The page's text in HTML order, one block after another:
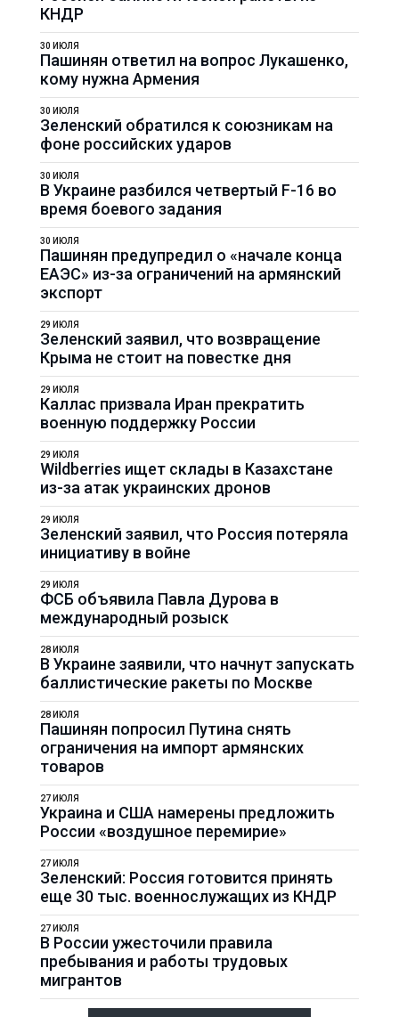
КНДР
Пашинян ответил на вопрос Лукашенко,
кому нужна Армения
30 ИЮЛЯ
Зеленский обратился к союзникам на
фоне российских ударов
30 ИЮЛЯ
В Украине разбился четвертый F-16 во
время боевого задания
30 ИЮЛЯ
Пашинян предупредил о «начале конца
ЕАЭС» из-за ограничений на армянский
экспорт
30 ИЮЛЯ
Зеленский заявил, что возвращение
Крыма не стоит на повестке дня
29 ИЮЛЯ
Каллас призвала Иран прекратить
военную поддержку России
29 ИЮЛЯ
Wildberries ищет склады в Казахстане
из-за атак украинских дронов
29 ИЮЛЯ
Зеленский заявил, что Россия потеряла
инициативу в войне
29 ИЮЛЯ
ФСБ объявила Павла Дурова в
международный розыск
29 ИЮЛЯ
В Украине заявили, что начнут запускать
баллистические ракеты по Москве
28 ИЮЛЯ
Пашинян попросил Путина снять
ограничения на импорт армянских
товаров
28 ИЮЛЯ
Украина и США намерены предложить
России «воздушное перемирие»
27 ИЮЛЯ
Зеленский: Россия готовится принять
еще 30 тыс. военнослужащих из КНДР
27 ИЮЛЯ
В России ужесточили правила
пребывания и работы трудовых
мигрантов
27 ИЮЛЯ